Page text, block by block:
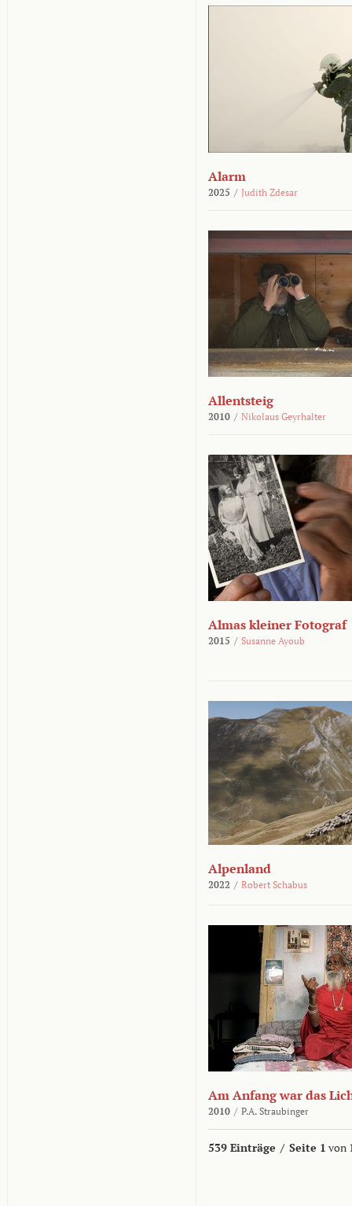
Alarm
2025 / Judith Zdesar
Allentsteig
2010 / Nikolaus Geyrhalter
Almas kleiner Fotograf
2015 / Susanne Ayoub
Alpenland
2022 / Robert Schabus
Am Anfang war das
2010 / P.A. Straubinger
539 Einträge / Seite 1 von